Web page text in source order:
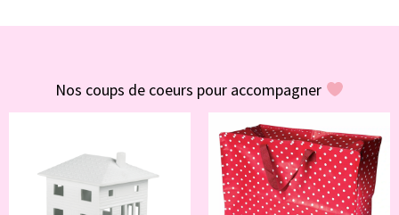
Nos coups de coeurs pour accompagner